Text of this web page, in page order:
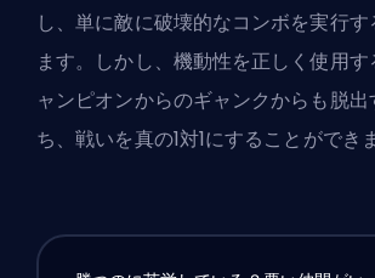
し、単に敵に破壊的なコンボを実行
ます。しかし、機動性を正しく使用
ャンピオンからのギャンクからも脱
ち、戦いを真の1対1にすることができ